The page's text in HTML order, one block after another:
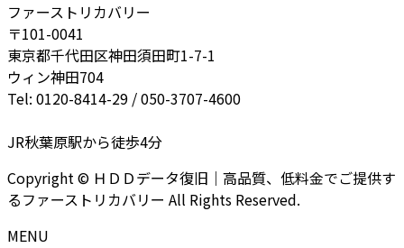
ファーストリカバリー
〒101-0041
東京都千代田区神田須田町1-7-1
ウィン神田704
Tel: 0120-8414-29 / 050-3707-4600
JR秋葉原駅から徒歩4分
Copyright © ＨＤＤデータ復旧｜高品質、低料金でご提供す
るファーストリカバリー All Rights Reserved.
MENU